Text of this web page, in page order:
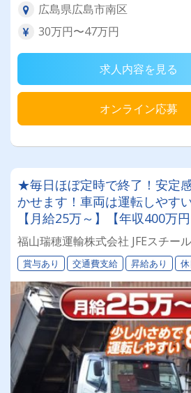
広島県広島市南区
30万円〜47万円
求人内容を見る
オンライン応募
★毎日ほぼ定時で終了！安定
かせます！車両は運転しやす
【月給25万～】【年収400万
休み（シフト制）】【会社負
有】【賞与年2回】【有給休暇
ろしナシ】
福山瑞穂運輸株式会社 JFEスチー
賞与あり 交通費支給 昇給あり